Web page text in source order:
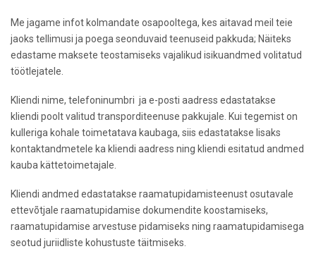
Me jagame infot kolmandate osapooltega, kes aitavad meil teie
jaoks tellimusi ja poega seonduvaid teenuseid pakkuda; Näiteks
edastame maksete teostamiseks vajalikud isikuandmed volitatud
töötlejatele.
Kliendi nime, telefoninumbri ja e-posti aadress edastatakse
kliendi poolt valitud transporditeenuse pakkujale. Kui tegemist on
kulleriga kohale toimetatava kaubaga, siis edastatakse lisaks
kontaktandmetele ka kliendi aadress ning kliendi esitatud andmed
kauba kättetoimetajale.
Kliendi andmed edastatakse raamatupidamisteenust osutavale
ettevõtjale raamatupidamise dokumendite koostamiseks,
raamatupidamise arvestuse pidamiseks ning raamatupidamisega
seotud juriidliste kohustuste täitmiseks.